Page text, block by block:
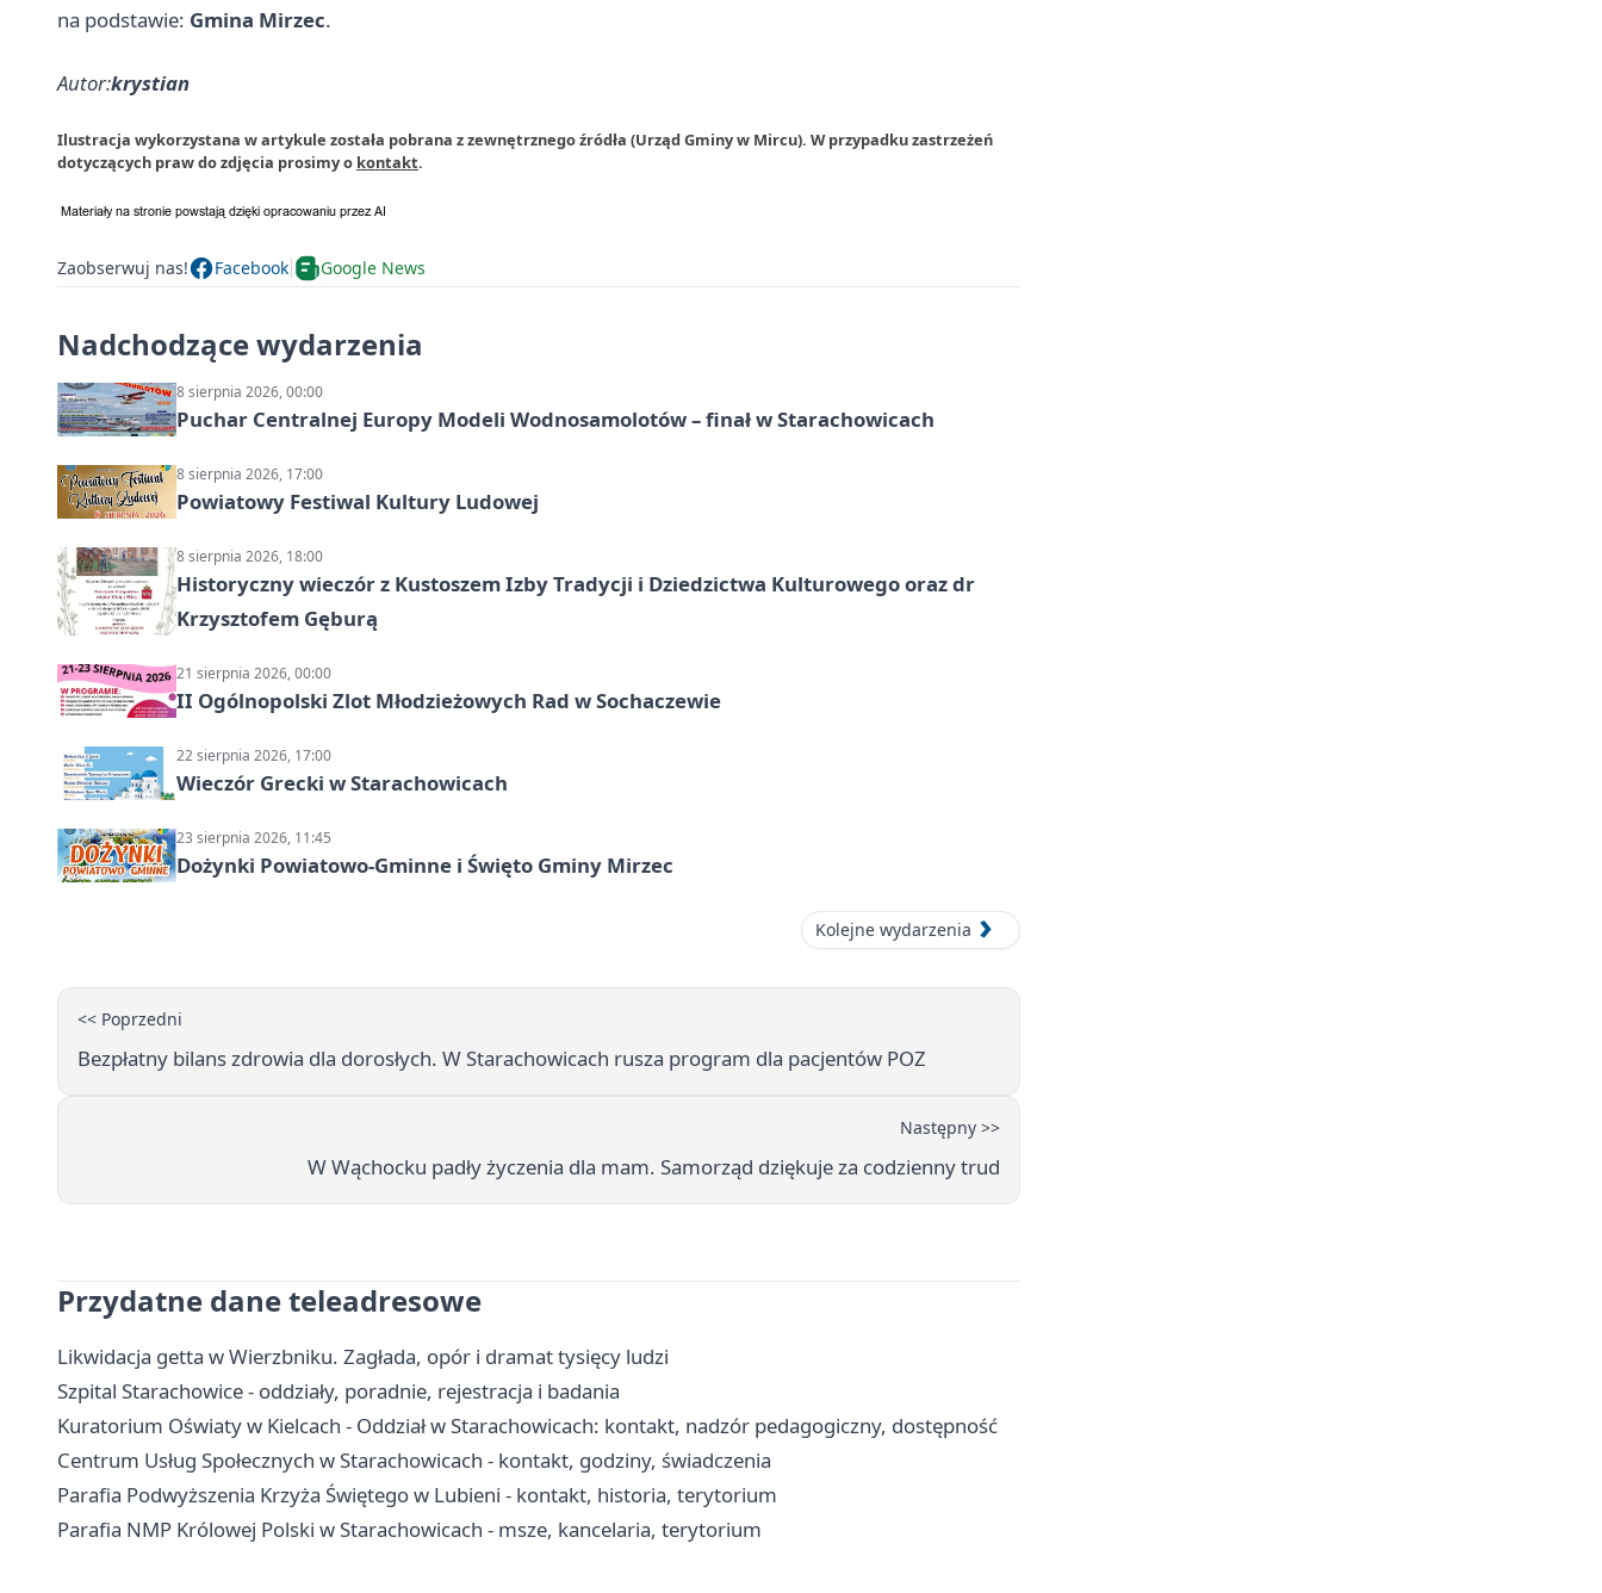
na podstawie: Gmina Mirzec.
Autor:krystian
Ilustracja wykorzystana w artykule została pobrana z zewnętrznego źródła (Urząd Gminy w Mircu). W przypadku zastrzeżeń
dotyczących praw do zdjęcia prosimy o kontakt.
Zaobserwuj nas! Facebook Google News
Nadchodzące wydarzenia
8 sierpnia 2026, 00:00
Puchar Centralnej Europy Modeli Wodnosamolotów – finał w Starachowicach
8 sierpnia 2026, 17:00
Powiatowy Festiwal Kultury Ludowej
8 sierpnia 2026, 18:00
Historyczny wieczór z Kustoszem Izby Tradycji i Dziedzictwa Kulturowego oraz dr
Krzysztofem Gęburą
21 sierpnia 2026, 00:00
II Ogólnopolski Zlot Młodzieżowych Rad w Sochaczewie
22 sierpnia 2026, 17:00
Wieczór Grecki w Starachowicach
23 sierpnia 2026, 11:45
Dożynki Powiatowo-Gminne i Święto Gminy Mirzec
Kolejne wydarzenia
<< Poprzedni
Bezpłatny bilans zdrowia dla dorosłych. W Starachowicach rusza program dla pacjentów POZ
Następny >>
W Wąchocku padły życzenia dla mam. Samorząd dziękuje za codzienny trud
Przydatne dane teleadresowe
Likwidacja getta w Wierzbniku. Zagłada, opór i dramat tysięcy ludzi
Szpital Starachowice - oddziały, poradnie, rejestracja i badania
Kuratorium Oświaty w Kielcach - Oddział w Starachowicach: kontakt, nadzór pedagogiczny, dostępność
Centrum Usług Społecznych w Starachowicach - kontakt, godziny, świadczenia
Parafia Podwyższenia Krzyża Świętego w Lubieni - kontakt, historia, terytorium
Parafia NMP Królowej Polski w Starachowicach - msze, kancelaria, terytorium